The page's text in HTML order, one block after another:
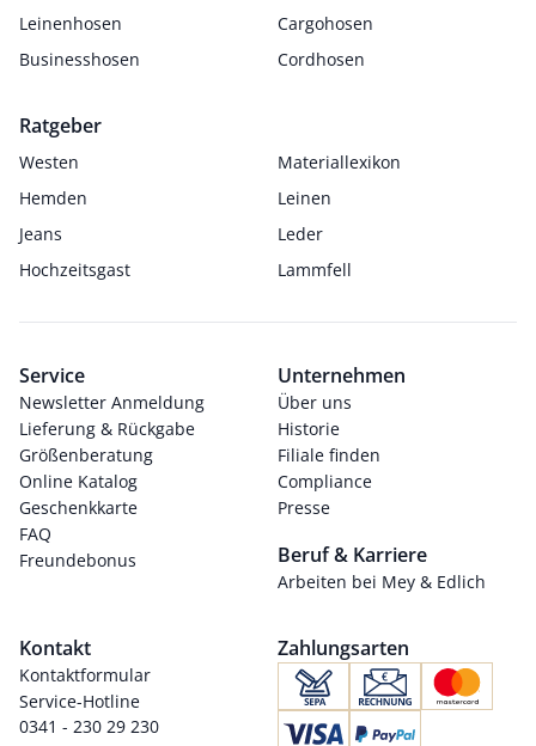
Leinenhosen
Cargohosen
Businesshosen
Cordhosen
Ratgeber
Westen
Materiallexikon
Hemden
Leinen
Jeans
Leder
Hochzeitsgast
Lammfell
Service
Newsletter Anmeldung
Lieferung & Rückgabe
Größenberatung
Online Katalog
Geschenkkarte
FAQ
Freundebonus
Unternehmen
Über uns
Historie
Filiale finden
Compliance
Presse
Beruf & Karriere
Arbeiten bei Mey & Edlich
Kontakt
Kontaktformular
Service-Hotline
0341 - 230 29 230
Zahlungsarten